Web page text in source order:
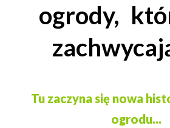
ogrody,
Tu zaczyna się nowa
ogrodu...